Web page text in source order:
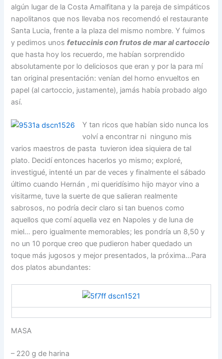
algún lugar de la Costa Amalfitana y la pareja de simpáticos
napolitanos que nos llevaba nos recomendó el restaurante
Santa Lucia, frente a la plaza del mismo nombre. Y fuimos
y pedimos unosfetuccinis con frutos de mar al cartoccio
que hasta hoy los recuerdo, me habían sorprendido
absolutamente por lo deliciosos que eran y por la para mí
tan original presentación: venían del horno envueltos en
papel (al cartoccio, justamente), jamás había probado algo
así.
Y tan ricos que habían sido nunca los
volví a encontrar ni ninguno mis
varios maestros de pasta tuvieron idea siquiera de tal
plato. Decidí entonces hacerlos yo mismo; exploré,
investigué, intenté un par de veces y finalmente el sábado
último cuando Hernán , mi queridísimo hijo mayor vino a
visitarme, tuve la suerte de que salieran realmente
sabrosos, no podría decir claro si tan buenos como
aquellos que comí aquella vez en Napoles y de luna de
miel… pero igualmente memorables; les pondría un 8,50 y
no un 10 porque creo que pudieron haber quedado un
toque más jugosos y mejor presentados, la próxima…Para
dos platos abundantes:
MASA
– 220 g de harina